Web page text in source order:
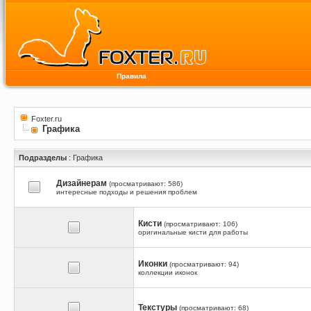
Правила
Foxter.ru
Графика
Подразделы : Графика
Дизайнерам (просматривают: 586)
интересные подходы и решения проблем
Кисти (просматривают: 106)
оригинальные кисти для работы
Иконки (просматривают: 94)
коллекции иконок
Текстуры (просматривают: 68)